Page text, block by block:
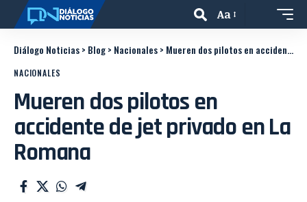
Aa
Diálogo Noticias> Blog> Nacionales> Mueren dos pilotos en accidente de jet privado en La Romana
NACIONALES
Mueren dos pilotos en
accidente de jet privado en La
Romana